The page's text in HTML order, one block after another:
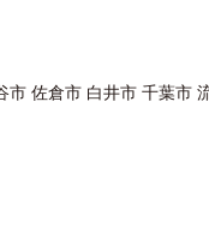
市 佐倉市 白井市 千葉市